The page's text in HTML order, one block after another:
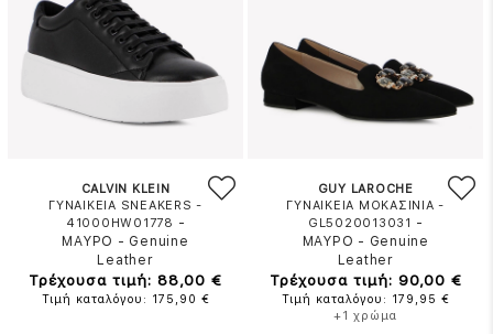
CALVIN KLEIN
ΓΥΝΑΙΚΕΙΑ SNEAKERS -
41000HW01778 -
ΜΑΥΡΟ - Genuine
Leather
Τρέχουσα τιμή: 88,00 €
Τιμή καταλόγου: 175,90 €
GUY LAROCHE
ΓΥΝΑΙΚΕΙΑ ΜΟΚΑΣΙΝΙΑ -
GL5020013031 -
ΜΑΥΡΟ - Genuine
Leather
Τρέχουσα τιμή: 90,00 €
Τιμή καταλόγου: 179,95 €
+1 χρώμα